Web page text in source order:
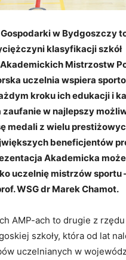
w Bydgoszczy
klasyfikacji szkół
Mistrzostw
uczelnia wspiera
kroku ich edukacji i
zaufanie w najlepszy
medali z wielu
beneficjentów
Akademicka
uczelnię mistrzów sportu
WSG dr Marek Chamot.
AMP-ach to drugie z rzędu
szkoły, która od lat
uczelnianych w